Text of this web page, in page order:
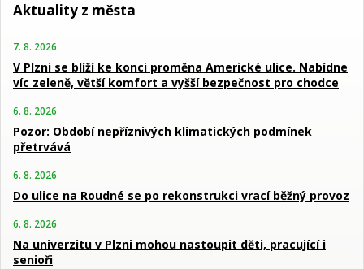
Aktuality z města
7. 8. 2026
V Plzni se blíží ke konci proměna Americké ulice. Nabídne
víc zeleně, větší komfort a vyšší bezpečnost pro chodce
6. 8. 2026
Pozor: Období nepříznivých klimatických podmínek
přetrvává
6. 8. 2026
Do ulice na Roudné se po rekonstrukci vrací běžný provoz
6. 8. 2026
Na univerzitu v Plzni mohou nastoupit děti, pracující i
senioři